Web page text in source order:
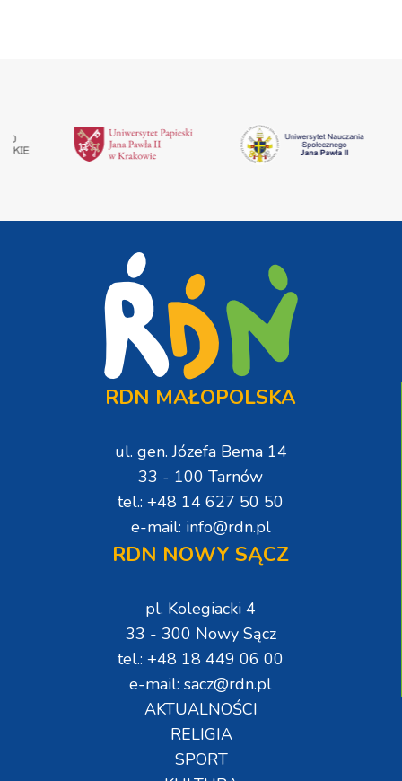
RDN MAŁOPOLSKA
ul. gen. Józefa Bema 14
33 - 100 Tarnów
tel.: +48 14 627 50 50
e-mail: info@rdn.pl
RDN NOWY SĄCZ
pl. Kolegiacki 4
33 - 300 Nowy Sącz
tel.: +48 18 449 06 00
e-mail: sacz@rdn.pl
AKTUALNOŚCI
RELIGIA
SPORT